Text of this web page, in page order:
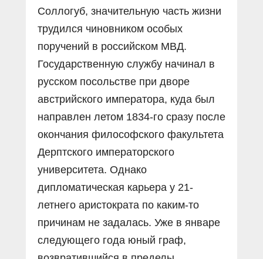
Соллогуб, значительную часть жизни
трудился чиновником особых
поручений в российском МВД.
Государственную службу начинал в
русском посольстве при дворе
австрийского императора, куда был
направлен летом 1834-го сразу после
окончания философского факультета
Дерптского императорского
университета. Однако
дипломатическая карьера у 21-
летнего аристократа по каким-то
причинам не задалась. Уже в январе
следующего года юный граф,